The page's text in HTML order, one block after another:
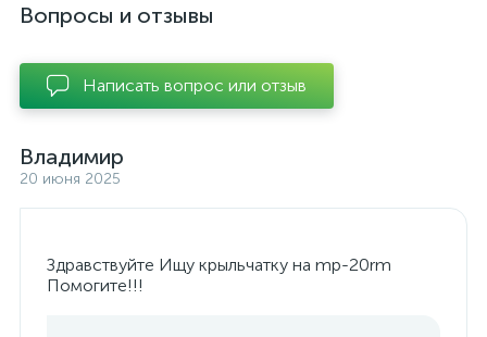
Вопросы и отзывы
Написать вопрос или отзыв
Владимир
20 июня 2025
Здравствуйте Ищу крыльчатку на mp-20rm
Помогите!!!